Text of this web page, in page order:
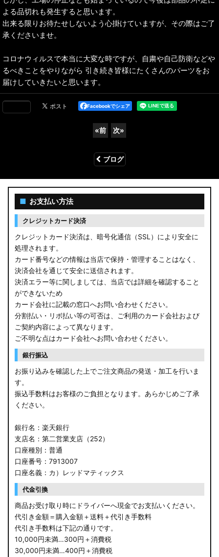
よる品切れも発生すると思います。
出来る限りお待たせしないよう心掛けていますが、その際はご了
承くださいませ。
コロナウィルスで本当に大変な時ですが、自粛や自己防衛などや
るべきことをやりながら 引き続き皆様にたくさんのパーツをお
届けしていきたいと思います。
Facebookでシェア
«前 次»
ブログ
■ お支払い方法
クレジットカード決済
クレジットカード決済は、暗号化通信（SSL）により安全に
処理されます。
カード番号などの情報は当店で保持・管理することはなく、
決済会社を通じて安全に送信されます。
決済エラー等に関しましては、当店では詳細を確認すること
ができないため
カード会社に記載の窓口へお問い合わせください。
分割払い・リボ払い等の可否は、ご利用のカード会社および
ご契約内容によって異なります。
ご不明な点はカード会社へお問い合わせください。
銀行振込
お振り込みを確認した上でご注文商品の発送・加工を行いま
す。
振込手数料はお客様のご負担となります。あらかじめご了承
ください。
銀行名：楽天銀行
支店名：第二営業支店（252）
口座種別：普通
口座番号：7913007
口座名義：カ）レッドマティックス
代金引換
商品お受け取り時にドライバーへ現金でお支払いください。
代引き金額＝購入金額＋送料＋代引き手数料
代引き手数料は下記の通りです。
10,000円未満…300円＋消費税
30,000円未満…400円＋消費税